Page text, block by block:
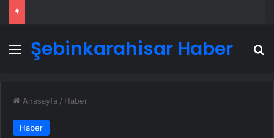
Menü
Şebinkarahisar Haber
Anasayfa / Haber
Haber